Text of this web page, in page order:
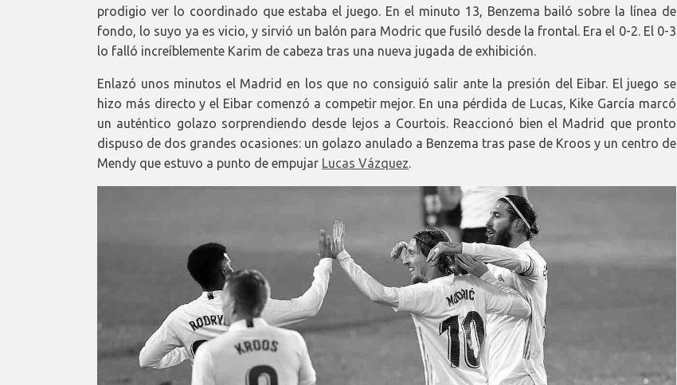
prodigio ver lo coordinado que estaba el juego. En el minuto 13, Benzema bailó sobre la línea de
fondo, lo suyo ya es vicio, y sirvió un balón para Modric que fusiló desde la frontal. Era el 0-2. El 0-3
lo falló increíblemente Karim de cabeza tras una nueva jugada de exhibición.
Enlazó unos minutos el Madrid en los que no consiguió salir ante la presión del Eibar. El juego se
hizo más directo y el Eibar comenzó a competir mejor. En una pérdida de Lucas, Kike García marcó
un auténtico golazo sorprendiendo desde lejos a Courtois. Reaccionó bien el Madrid que pronto
dispuso de dos grandes ocasiones: un golazo anulado a Benzema tras pase de Kroos y un centro de
Mendy que estuvo a punto de empujar Lucas Vázquez.